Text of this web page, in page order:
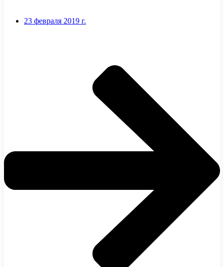
23 февраля 2019 г.